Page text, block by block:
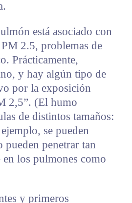
está asociado con
2.5, problemas de
Prácticamente,
y hay algún tipo de
por la exposición
2,5”. (El humo
de distintos tamaños:
se pueden
pueden penetrar tan
los pulmones como
y primeros